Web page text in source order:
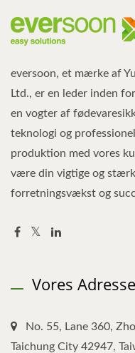
eversoon, et mærke af
Ltd., er en leder inden
en vogter af
teknologi og
produktion med vores
være din vigtige og
forretningsvækst og
Vores Adresse
No. 55, Lane 360,
Taichung City 42947,